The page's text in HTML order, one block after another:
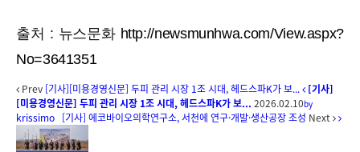
출처 : 뉴스문화 http://newsmunhwa.com/View.aspx?
No=3641351
Prev [기사][미용경영신문] 두피 관리 시장 1조 시대, 헤드스파K가 보...
[기사]
[미용경영신문] 두피 관리 시장 1조 시대, 헤드스파K가 보... 2026.02.10by
krissimo [기사] 에코바이오의학연구소, 서천에 연구·개발·생산공장 조성 Next